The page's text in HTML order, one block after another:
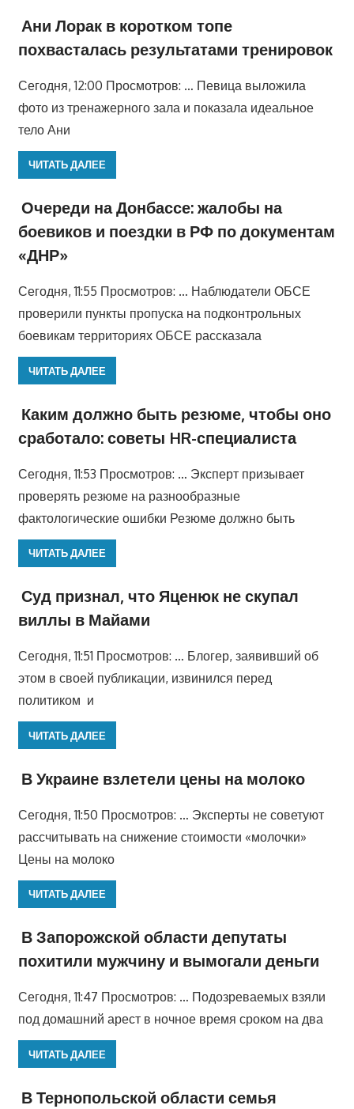
Ани Лорак в коротком топе
похвасталась результатами тренировок
Сегодня, 12:00 Просмотров: … Певица выложила
фото из тренажерного зала и показала идеальное
тело Ани
ЧИТАТЬ ДАЛЕЕ
Очереди на Донбассе: жалобы на
боевиков и поездки в РФ по документам
«ДНР»
Сегодня, 11:55 Просмотров: … Наблюдатели ОБСЕ
проверили пункты пропуска на подконтрольных
боевикам территориях ОБСЕ рассказала
ЧИТАТЬ ДАЛЕЕ
Каким должно быть резюме, чтобы оно
сработало: советы HR-специалиста
Сегодня, 11:53 Просмотров: … Эксперт призывает
проверять резюме на разнообразные
фактологические ошибки Резюме должно быть
ЧИТАТЬ ДАЛЕЕ
Суд признал, что Яценюк не скупал
виллы в Майами
Сегодня, 11:51 Просмотров: … Блогер, заявивший об
этом в своей публикации, извинился перед
политиком и
ЧИТАТЬ ДАЛЕЕ
В Украине взлетели цены на молоко
Сегодня, 11:50 Просмотров: … Эксперты не советуют
рассчитывать на снижение стоимости «молочки»
Цены на молоко
ЧИТАТЬ ДАЛЕЕ
В Запорожской области депутаты
похитили мужчину и вымогали деньги
Сегодня, 11:47 Просмотров: … Подозреваемых взяли
под домашний арест в ночное время сроком на два
ЧИТАТЬ ДАЛЕЕ
В Тернопольской области семья